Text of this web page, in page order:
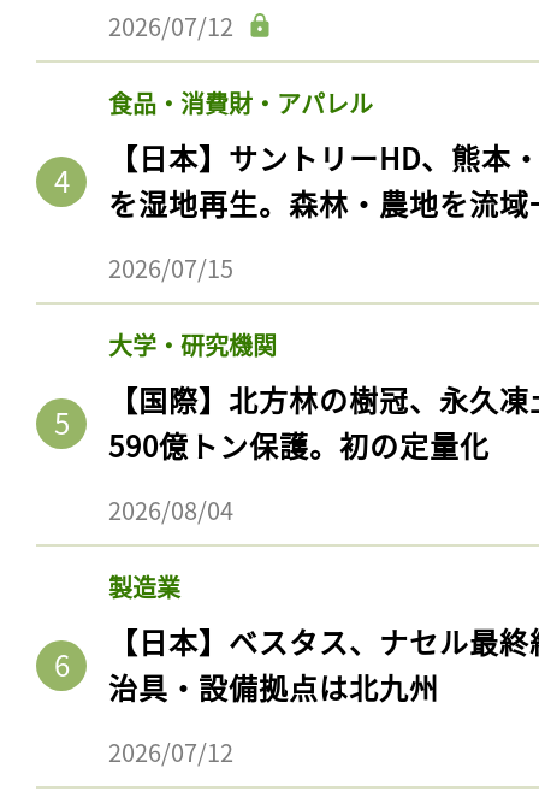
2026/07/12
食品・消費財・アパレル
【日本】サントリーHD、熊本
を湿地再生。森林・農地を流
2026/07/15
大学・研究機関
【国際】北方林の樹冠、永久
590億トン保護。初の定量化
2026/08/04
製造業
【日本】ベスタス、ナセル最
治具・設備拠点は北九州
2026/07/12